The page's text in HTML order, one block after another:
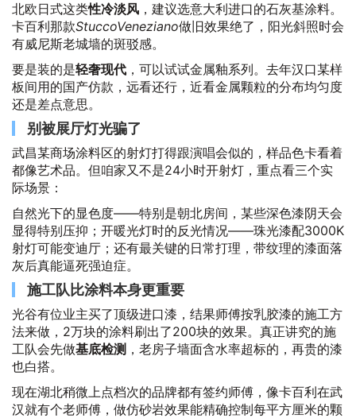
北欧日式这类性冷淡风 ，建议选意大利进口的石灰基涂料。
卡百利那款StuccoVeneziano做旧效果绝了，阳光斜照时会
有威尼斯老城墙的斑驳感。
要是装的是轻奢现代 ，可以试试金属釉系列。去年汉口某样
板间用的国产仿款，远看还行，近看金属颗粒的分布均匀度
还是差点意思。
别被展厅灯光骗了
武昌某商场涂料区的射灯打得跟演唱会似的，样品色卡看着
都像艺术品。但咱家又不是24小时开射灯，重点看三个实
际场景：
自然光下的显色度——特别是朝北房间，某些深色漆阴天会
显得特别压抑；开暖光灯时的反光情况——珠光漆配3000K
射灯可能变迪厅；还有最关键的日常打理，带纹理的漆面落
灰后真能逼死强迫症。
施工队比涂料本身更重要
光谷有位业主买了顶级进口漆，结果师傅按乳胶漆的施工方
法来做，2万块的涂料刷出了200块的效果。真正讲究的施
工队会先做基底检测 ，老房子墙面含水率超标的，再贵的漆
也白搭。
现在湖北稍微上点档次的品牌都有签约师傅，像卡百利在武
汉就有个老师傅，做仿砂岩效果能精确控制每平方厘米的颗